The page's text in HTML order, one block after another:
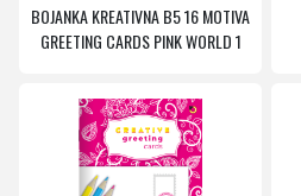
BOJANKA KREATIVNA B5 16 MOTIVA
GREETING CARDS PINK WORLD 1